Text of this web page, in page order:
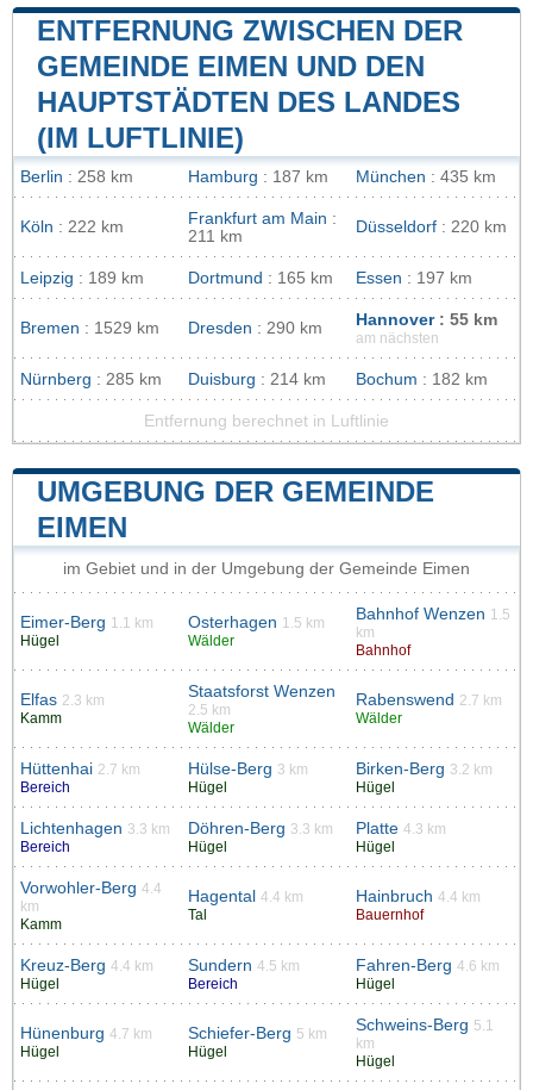
ENTFERNUNG ZWISCHEN DER
GEMEINDE EIMEN UND DEN
HAUPTSTÄDTEN DES LANDES
(IM LUFTLINIE)
Berlin : 258 km Hamburg : 187 km München : 435 km
Köln : 222 km Frankfurt am Main :
211 km
Düsseldorf : 220 km
Leipzig : 189 km Dortmund : 165 km Essen : 197 km
Bremen : 1529 km Dresden : 290 km Hannover: 55 km
am nächsten
Nürnberg : 285 km Duisburg : 214 km Bochum : 182 km
Entfernung berechnet in Luftlinie
UMGEBUNG DER GEMEINDE
EIMEN
im Gebiet und in der Umgebung der Gemeinde Eimen
Eimer-Berg 1.1 km
Hügel
Osterhagen 1.5 km
Wälder
Bahnhof Wenzen 1.5
km
Bahnhof
Elfas 2.3 km
Kamm
Staatsforst Wenzen
2.5 km
Wälder
Rabenswend 2.7 km
Wälder
Hüttenhai 2.7 km
Bereich
Hülse-Berg 3 km
Hügel
Birken-Berg 3.2 km
Hügel
Lichtenhagen 3.3 km
Bereich
Döhren-Berg 3.3 km
Hügel
Platte 4.3 km
Hügel
Vorwohler-Berg 4.4
km
Kamm
Hagental 4.4 km
Tal
Hainbruch 4.4 km
Bauernhof
Kreuz-Berg 4.4 km
Hügel
Sundern 4.5 km
Bereich
Fahren-Berg 4.6 km
Hügel
Hünenburg 4.7 km
Hügel
Schiefer-Berg 5 km
Hügel
Schweins-Berg 5.1
km
Hügel